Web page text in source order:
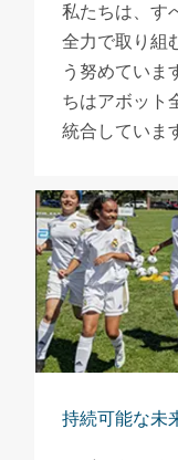
私たちは、す
全力で取り組
う努めていま
ちはアボット
統合していま
持続可能な未